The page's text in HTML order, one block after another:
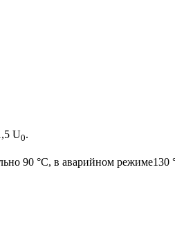
U0.
90 °С, в аварийном режиме130